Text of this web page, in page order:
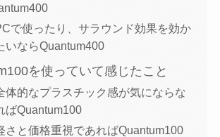
で使ったり、サラウンド効果を効か
いならQuantum400
を使っていて感じたこと
的なプラスチック感が気にならな
ばQuantum100
と価格重視であればQuantum100